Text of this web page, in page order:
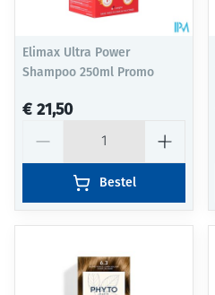
Elimax Ultra Power
Shampoo 250ml Promo
€ 21,50
Bestel